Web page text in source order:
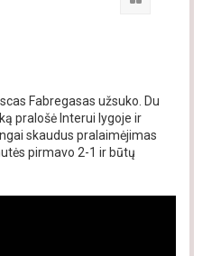
Fabregasas užsuko. Du
pralošė Interui lygoje ir
skaudus pralaimėjimas
pirmavo 2-1 ir būtų